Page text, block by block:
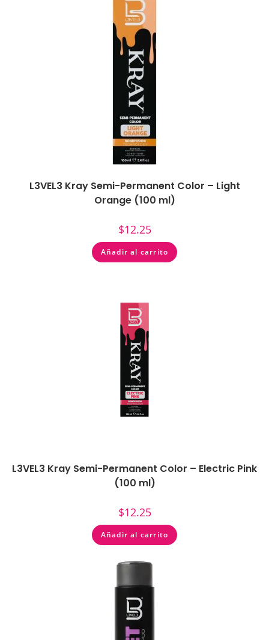
L3VEL3 Kray Semi-Permanent Color – Light
Orange (100 ml)
$12.25
Añadir al carrito
L3VEL3 Kray Semi-Permanent Color – Electric Pink
(100 ml)
$12.25
Añadir al carrito